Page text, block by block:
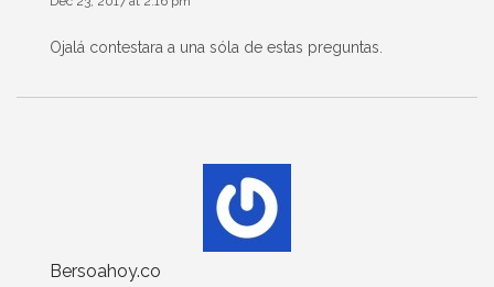
Ojalá contestara a una sóla de estas preguntas.
Bersoahoy.co